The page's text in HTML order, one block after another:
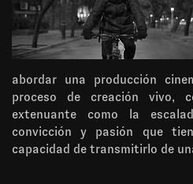
abordar una producción
proceso de creación vivo,
extenuante como la
convicción y pasión que
capacidad de transmitirlo de